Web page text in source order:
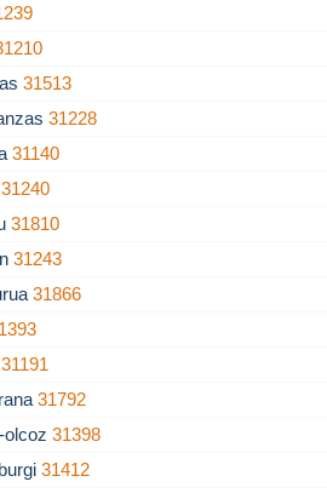
31513
31228
31140
31240
31810
31243
31866
31191
31792
olcoz31398
31412